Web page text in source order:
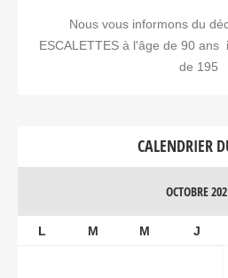
Nous vous informons du
ESCALETTES à l'âge de 90 ans
de 195
CALENDRIER
OCTOBRE
L M M J